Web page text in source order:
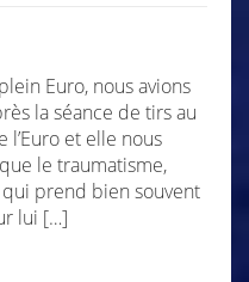
Euro, nous avions
la séance de tirs au
et elle nous
le traumatisme,
qui prend bien souvent
lui […]